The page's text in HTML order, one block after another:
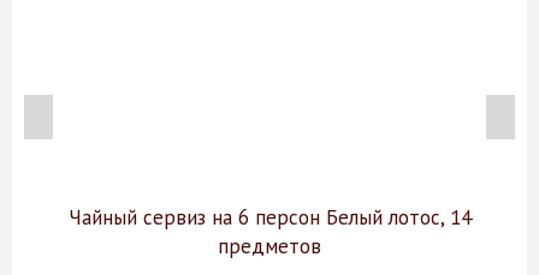
Чайный сервиз на 6 персон Белый лотос, 14
предметов